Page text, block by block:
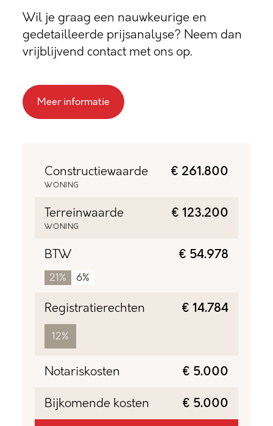
Wil je graag een nauwkeurige en
gedetailleerde prijsanalyse? Neem dan
vrijblijvend contact met ons op.
Meer informatie
Constructiewaarde
WONING
€ 261.800
Terreinwaarde
WONING
€ 123.200
BTW
21% 6%
€ 54.978
Registratierechten
12%
€ 14.784
Notariskosten
€ 5.000
Bijkomende kosten
€ 5.000